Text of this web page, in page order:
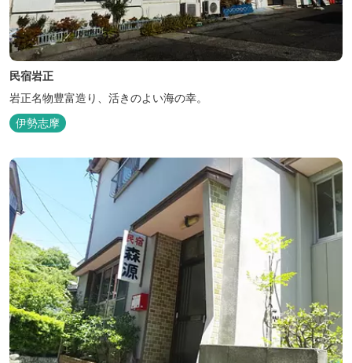
民宿岩正
岩正名物豊富造り、活きのよい海の幸。
伊勢志摩